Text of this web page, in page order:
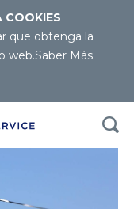
COOKIES
que obtenga la
web.Saber Más.